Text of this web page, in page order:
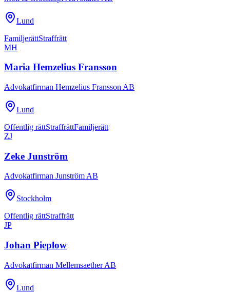
Lund
FamiljerättStraffrätt
MH
Maria Hemzelius Fransson
Advokatfirman Hemzelius Fransson AB
Lund
Offentlig rättStraffrättFamiljerätt
ZJ
Zeke Junström
Advokatfirman Junström AB
Stockholm
Offentlig rättStraffrätt
JP
Johan Pieplow
Advokatfirman Mellemsaether AB
Lund